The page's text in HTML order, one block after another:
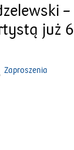
–
już 6
Zaproszenia